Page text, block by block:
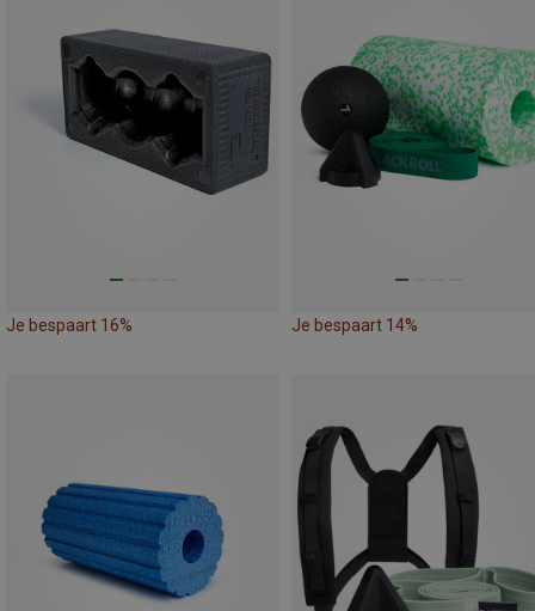
Je bespaart 16% Je bespaart 14%